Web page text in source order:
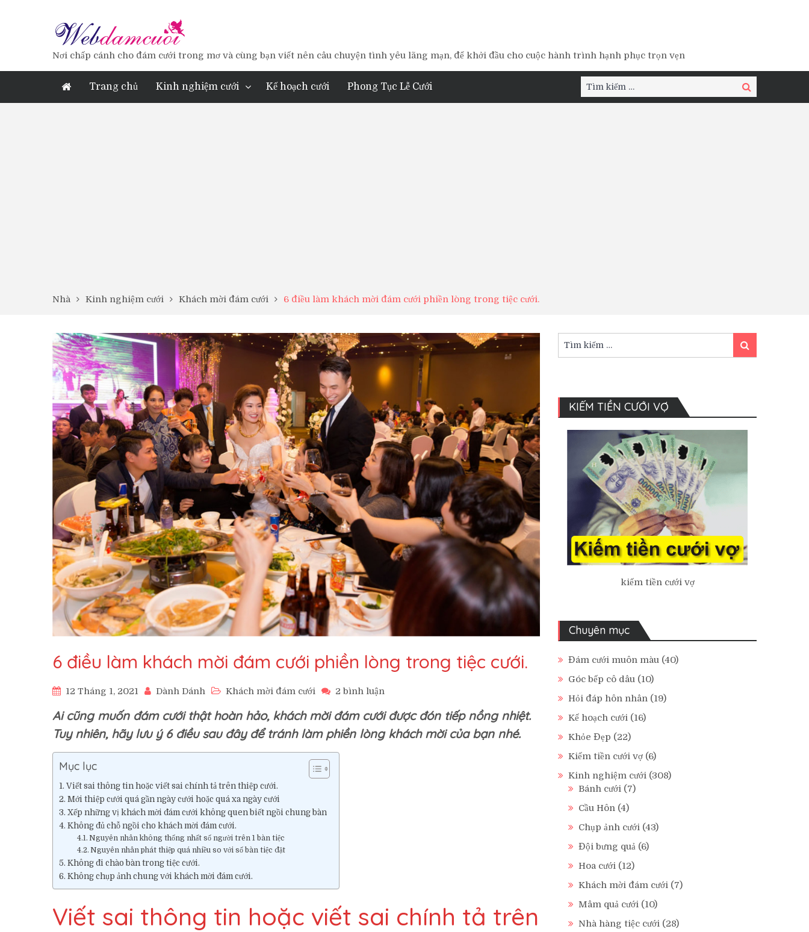
Nơi chấp cánh cho đám cưới trong mơ và cùng bạn viết nên câu chuyện tình yêu lãng mạn, để khởi đầu cho cuộc hành trình hạnh phục trọn vẹn
Trang chủ Kinh nghiệm cưới Kế hoạch cưới Phong Tục Lễ Cưới
Tìm
kiếm:
Tìm
kiếm
Nhà Kinh nghiệm cưới Khách mời đám cưới 6 điều làm khách mời đám cưới phiền lòng trong tiệc cưới.
6 điều làm khách mời đám cưới phiền lòng trong tiệc cưới.
12 Tháng 1, 2021 Dành Dánh Khách mời đám cưới 2 bình luận
điều
làm
khách
Ai cũng muốn đám cưới thật hoàn hảo, khách mời đám cưới được đón tiếp nồng nhiệt.
Tuy nhiên, hãy lưu ý 6 điều sau đây để tránh làm phiền lòng khách mời của bạn nhé.
Mục lục
Viết sai thông tin hoặc viết sai chính tả trên thiệp cưới.
Mới thiệp cưới quá gần ngày cưới hoặc quá xa ngày cưới
Xếp những vị khách mời đám cưới không quen biết ngồi chung bàn
Không đủ chỗ ngồi cho khách mời đám cưới.
Nguyên nhân không thống nhất số người trên 1 bàn tiệc
Nguyên nhân phát thiệp quá nhiều so với số bàn tiệc đặt
Không đi chào bàn trong tiệc cưới.
Không chụp ảnh chung với khách mời đám cưới.
Viết sai thông tin hoặc viết sai chính tả trên
kiếm:
Tìm
kiếm
KIẾM TIỀN CƯỚI VỢ
kiếm tiền cưới vợ
Chuyên mục
Đám cưới muôn màu (40)
Góc bếp cô dâu (10)
Hỏi đáp hôn nhân (19)
Kế hoạch cưới (16)
Khỏe Đẹp (22)
Kiếm tiền cưới vợ (6)
Kinh nghiệm cưới (308)
Bánh cưới (7)
Cầu Hôn (4)
Chụp ảnh cưới (43)
Đội bưng quả (6)
Hoa cưới (12)
Khách mời đám cưới (7)
Mâm quả cưới (10)
Nhà hàng tiệc cưới (28)